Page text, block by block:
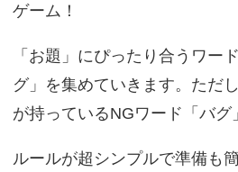
ゲーム！
「お題」にぴったり合うワー
グ」を集めていきます。ただ
が持っているNGワード「バグ
ルールが超シンプルで準備も